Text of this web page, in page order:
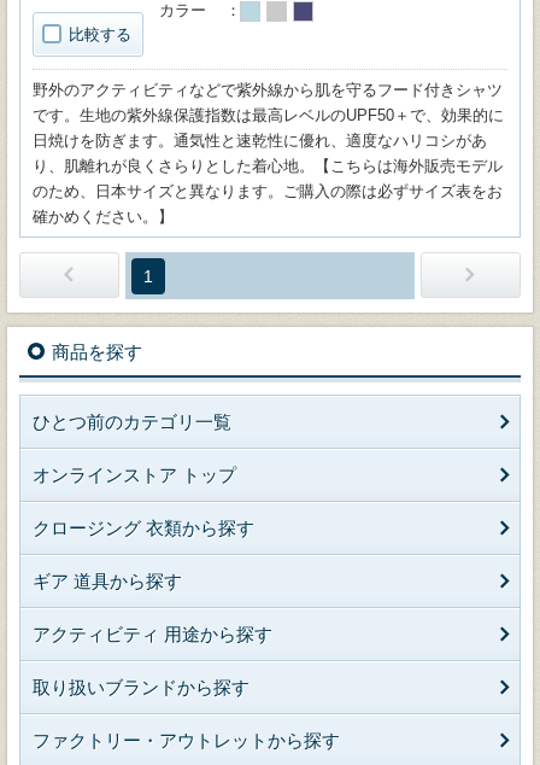
比較する
カラー
野外のアクティビティなどで紫外線から肌を守るフード付きシャツ
です。生地の紫外線保護指数は最高レベルのUPF50＋で、効果的に
日焼けを防ぎます。通気性と速乾性に優れ、適度なハリコシがあ
り、肌離れが良くさらりとした着心地。【こちらは海外販売モデル
のため、日本サイズと異なります。ご購入の際は必ずサイズ表をお
確かめください。】
1
商品を探す
ひとつ前のカテゴリ一覧
オンラインストア トップ
クロージング 衣類から探す
ギア 道具から探す
アクティビティ 用途から探す
取り扱いブランドから探す
ファクトリー・アウトレットから探す